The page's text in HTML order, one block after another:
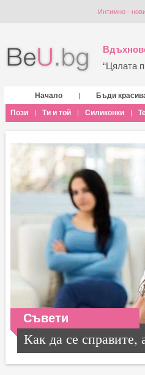
Интимно -
“Цялата
Начало | Бъди
Пози | Ти и той | Силиконки |
Съвети
Как да се справите,